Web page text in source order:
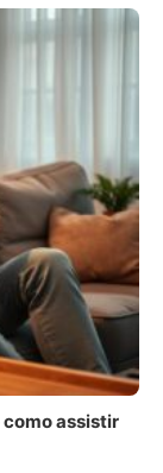
como assistir